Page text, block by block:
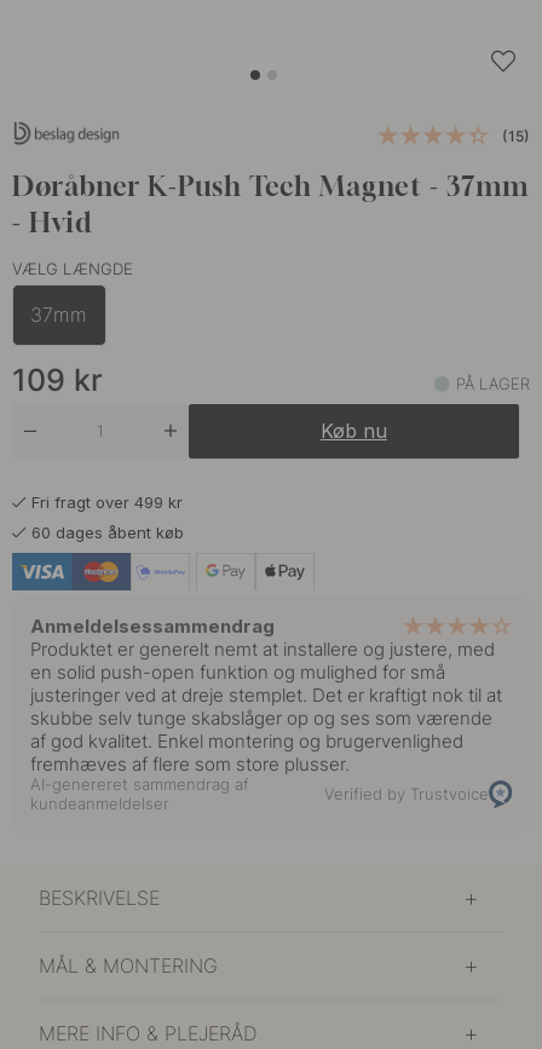
(15)
Døråbner K-Push Tech Magnet - 37mm
- Hvid
VÆLG LÆNGDE
37mm
109 kr PÅ LAGER
Køb nu
Fri fragt over 499 kr
60 dages åbent køb
Anmeldelsessammendrag
Produktet er generelt nemt at installere og justere, med
en solid push-open funktion og mulighed for små
justeringer ved at dreje stemplet. Det er kraftigt nok til at
skubbe selv tunge skabslåger op og ses som værende
af god kvalitet. Enkel montering og brugervenlighed
fremhæves af flere som store plusser.
AI-genereret sammendrag af
kundeanmeldelser
Verified by Trustvoice
BESKRIVELSE
MÅL & MONTERING
MERE INFO & PLEJERÅD